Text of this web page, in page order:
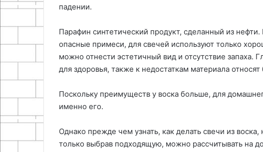
падении.
Парафин синтетический продукт, сделанный из
опасные примеси, для свечей используют только
можно отнести эстетичный вид и отсутствие запаха.
для здоровья, также к недостаткам материала
Поскольку преимуществ у воска больше, для
именно его.
Однако прежде чем узнать, как делать свечи из
только выбрав подходящую, можно рассчитывать на